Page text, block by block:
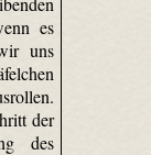
es
uns
der
des